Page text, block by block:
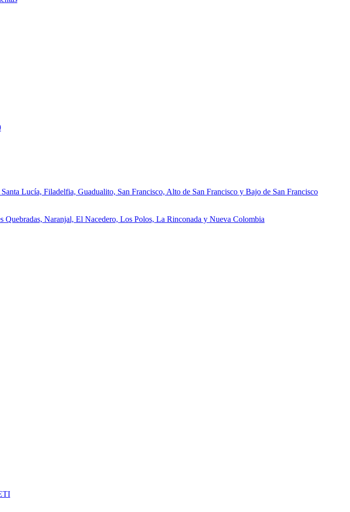
Lucía, Filadelfia, Guadualito, San Francisco, Alto de San Francisco y Bajo de San Francisco
Naranjal, El Nacedero, Los Polos, La Rinconada y Nueva Colombia